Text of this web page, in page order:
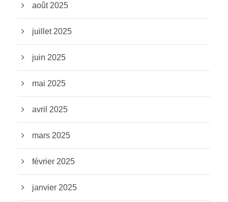
août 2025
juillet 2025
juin 2025
mai 2025
avril 2025
mars 2025
février 2025
janvier 2025